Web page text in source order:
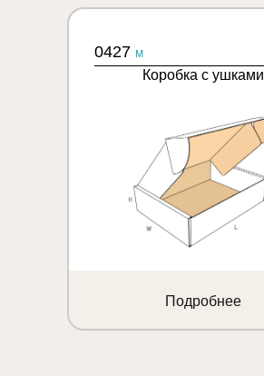
0427 M
Коробка с ушками
Подробнее